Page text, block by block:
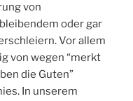
von
oder gar
Vor allem
von wegen “merkt
die Guten”
In unserem